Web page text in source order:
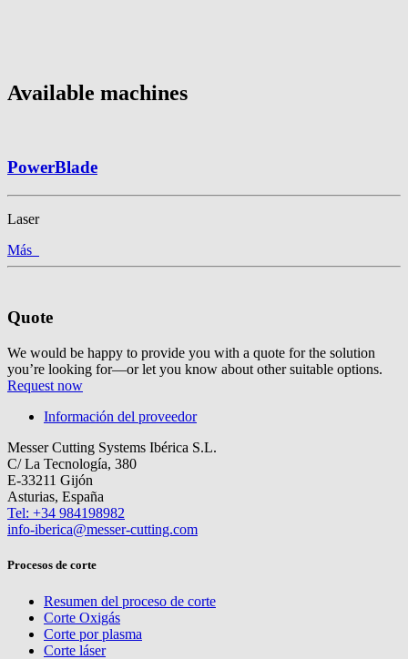
Available machines
PowerBlade
Laser
Más
Quote
We would be happy to provide you with a quote for the solution
you’re looking for—or let you know about other suitable options.
Request now
Información del proveedor
Messer Cutting Systems Ibérica S.L.
C/ La Tecnología, 380
E-33211 Gijón
Asturias, España
Tel: +34 984198982
info-iberica@messer-cutting.com
Procesos de corte
Resumen del proceso de corte
Corte Oxigás
Corte por plasma
Corte láser